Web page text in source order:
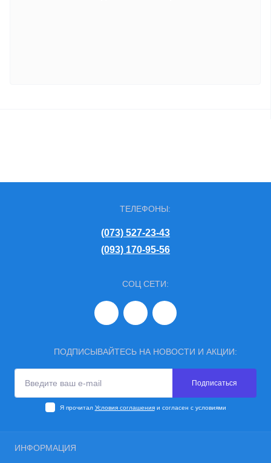
ТЕЛЕФОНЫ:
(073) 527-23-43
(093) 170-95-56
СОЦ СЕТИ:
ПОДПИСЫВАЙТЕСЬ НА НОВОСТИ И АКЦИИ:
Подписаться
Я прочитал Условия соглашенияи согласен с условиями
ИНФОРМАЦИЯ